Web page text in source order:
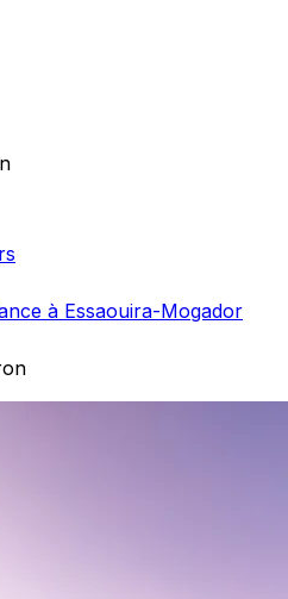
à Essaouira-Mogador